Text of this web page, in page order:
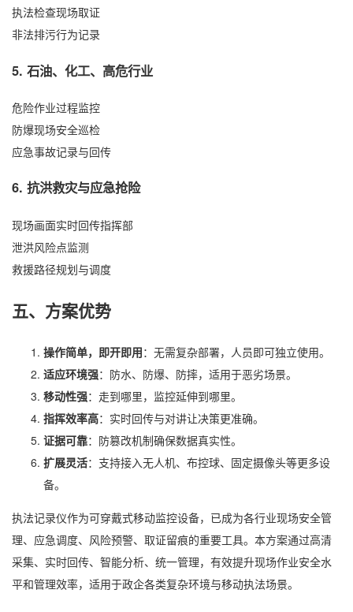
执法检查现场取证
非法排污行为记录
5. 石油、化工、高危行业
危险作业过程监控
防爆现场安全巡检
应急事故记录与回传
6. 抗洪救灾与应急抢险
现场画面实时回传指挥部
泄洪风险点监测
救援路径规划与调度
五、方案优势
操作简单，即开即用：无需复杂部署，人员即可独立使用。
适应环境强：防水、防爆、防摔，适用于恶劣场景。
移动性强：走到哪里，监控延伸到哪里。
指挥效率高：实时回传与对讲让决策更准确。
证据可靠：防篡改机制确保数据真实性。
扩展灵活：支持接入无人机、布控球、固定摄像头等更多设
备。
执法记录仪作为可穿戴式移动监控设备，已成为各行业现场安全管
理、应急调度、风险预警、取证留痕的重要工具。本方案通过高清
采集、实时回传、智能分析、统一管理，有效提升现场作业安全水
平和管理效率，适用于政企各类复杂环境与移动执法场景。